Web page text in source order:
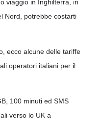
viaggio in Inghilterra, in
Nord, potrebbe costarti
ecco alcune delle tariffe
operatori italiani per il
100 minuti ed SMS
verso lo UK a